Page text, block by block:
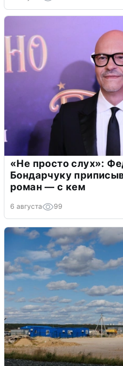
«Не просто слух»:
Бондарчуку
роман — с кем
6 августа 99